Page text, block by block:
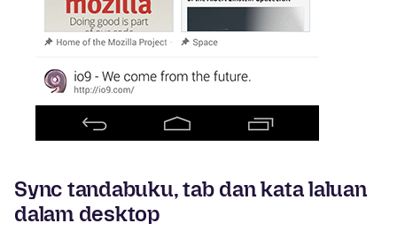
Sync tandabuku, tab dan kata laluan
dalam desktop